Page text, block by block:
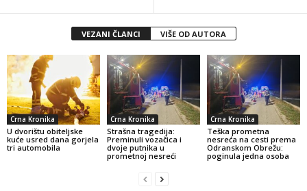
VEZANI ČLANCI VIŠE OD AUTORA
Crna Kronika
U dvorištu obiteljske
kuće usred dana gorjela
tri automobila
Crna Kronika
Strašna tragedija:
Preminuli vozačica i
dvoje putnika u
prometnoj nesreći
Crna Kronika
Teška prometna
nesreća na cesti prema
Odranskom Obrežu:
poginula jedna osoba